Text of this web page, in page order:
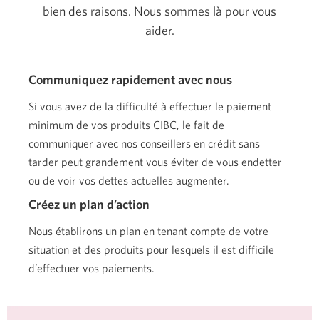
bien des raisons. Nous sommes là pour vous
aider.
Communiquez rapidement avec nous
Si vous avez de la difficulté à effectuer le paiement
minimum de vos produits CIBC, le fait de
communiquer avec nos conseillers en crédit sans
tarder peut grandement vous éviter de vous endetter
ou de voir vos dettes actuelles augmenter.
Créez un plan d’action
Nous établirons un plan en tenant compte de votre
situation et des produits pour lesquels il est difficile
d’effectuer vos paiements.